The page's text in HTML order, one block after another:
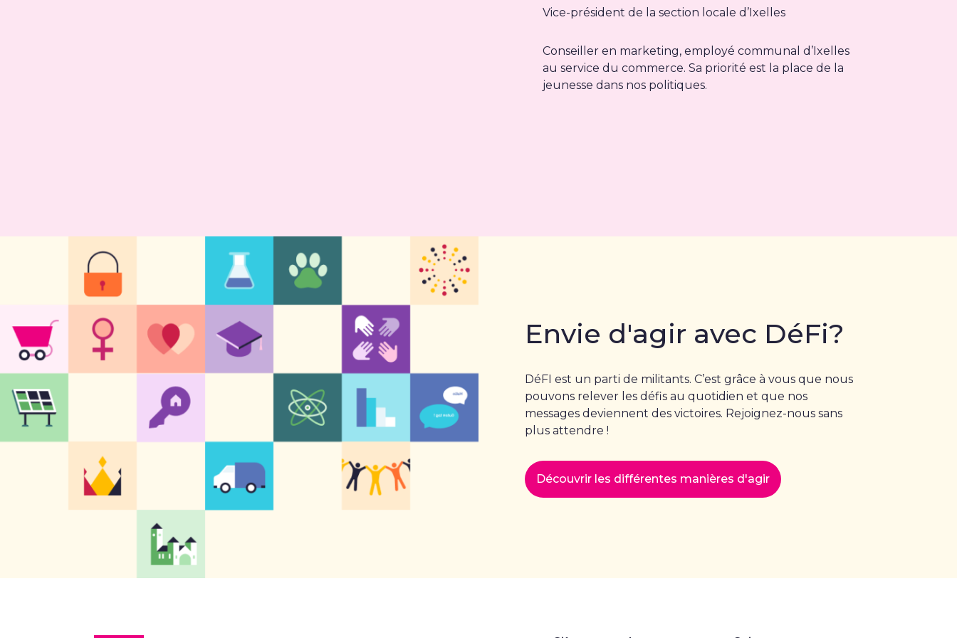
Vice-président de la section locale d’Ixelles
Conseiller en marketing, employé communal d’Ixelles
au service du commerce. Sa priorité est la place de la
jeunesse dans nos politiques.
Envie d'agir avec DéFi?
DéFI est un parti de militants. C’est grâce à vous que nous
pouvons relever les défis au quotidien et que nos
messages deviennent des victoires. Rejoignez-nous sans
plus attendre !
Découvrir les différentes manières d'agir